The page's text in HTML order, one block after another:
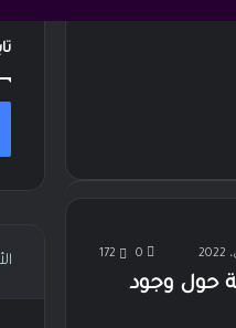
0
172
حول وجود